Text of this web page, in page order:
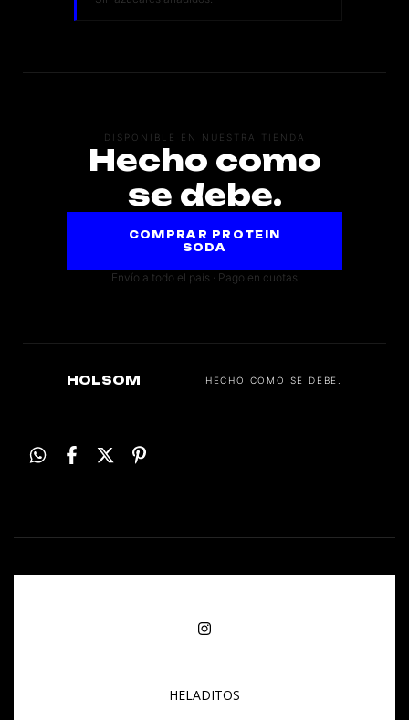
DISPONIBLE EN NUESTRA TIENDA
Hecho como
se debe.
COMPRAR PROTEIN
SODA
Envío a todo el país · Pago en cuotas
HOLSOM HECHO COMO SE DEBE.
HELADITOS